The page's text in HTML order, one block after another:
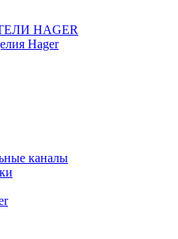
HAGER
Hager
каналы